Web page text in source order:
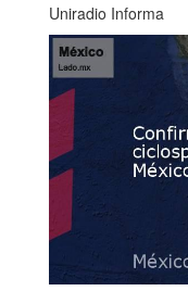
Uniradio Informa